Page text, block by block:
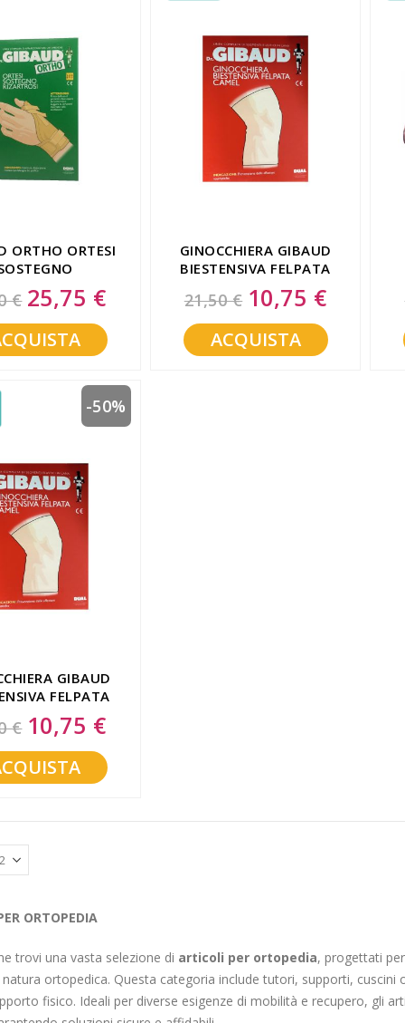
ORTHO ORTESI
3
€ Special
Price
25,75 €
GINOCCHIERA GIBAUD
BIESTENSIVA FELPATA
CAMEL TAGLIA 3
21,50 € Special
Price
10,75 €
ACQUISTA
GIBAUD
FELPATA
TAGLIA 4
€
-50%
Special
Price
10,75 €
ORTOPEDIA
trovi una vasta selezione di articoli per ortopedia, progettati
ortopedica. Questa categoria include tutori, supporti,
fisico. Ideali per diverse esigenze di mobilità e recupero, gli